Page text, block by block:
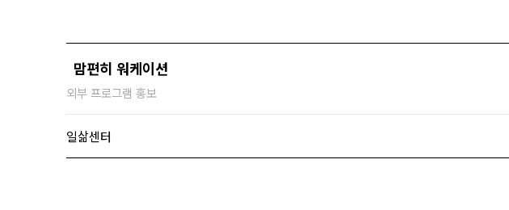
맘편히 워케이션
외부 프로그램 홍보
일삶센터